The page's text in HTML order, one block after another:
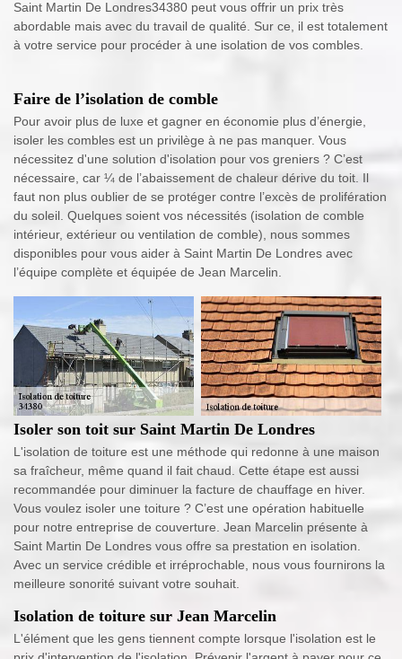
Saint Martin De Londres34380 peut vous offrir un prix très
abordable mais avec du travail de qualité. Sur ce, il est totalement
à votre service pour procéder à une isolation de vos combles.
Faire de l’isolation de comble
Pour avoir plus de luxe et gagner en économie plus d’énergie,
isoler les combles est un privilège à ne pas manquer. Vous
nécessitez d'une solution d'isolation pour vos greniers ? C’est
nécessaire, car ¼ de l’abaissement de chaleur dérive du toit. Il
faut non plus oublier de se protéger contre l’excès de prolifération
du soleil. Quelques soient vos nécessités (isolation de comble
intérieur, extérieur ou ventilation de comble), nous sommes
disponibles pour vous aider à Saint Martin De Londres avec
l’équipe complète et équipée de Jean Marcelin.
Isoler son toit sur Saint Martin De Londres
L'isolation de toiture est une méthode qui redonne à une maison
sa fraîcheur, même quand il fait chaud. Cette étape est aussi
recommandée pour diminuer la facture de chauffage en hiver.
Vous voulez isoler une toiture ? C’est une opération habituelle
pour notre entreprise de couverture. Jean Marcelin présente à
Saint Martin De Londres vous offre sa prestation en isolation.
Avec un service crédible et irréprochable, nous vous fournirons la
meilleure sonorité suivant votre souhait.
Isolation de toiture sur Jean Marcelin
L'élément que les gens tiennent compte lorsque l'isolation est le